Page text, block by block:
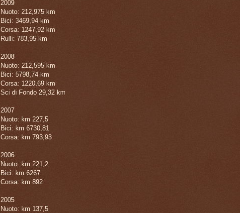
2009
Nuoto: 212,975 km
Bici: 3469,94 km
Corsa: 1247,92 km
Rulli: 783,95 km
2008
Nuoto: 212,595 km
Bici: 5798,74 km
Corsa: 1220,69 km
Sci di Fondo 29,32 km
2007
Nuoto: km 227,5
Bici: km 6730,81
Corsa: km 793,93
2006
Nuoto: km 221,2
Bici: km 6267
Corsa: km 892
2005
Nuoto: km 137,5